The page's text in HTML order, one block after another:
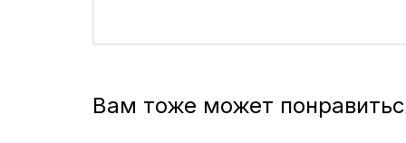
Вам тоже может